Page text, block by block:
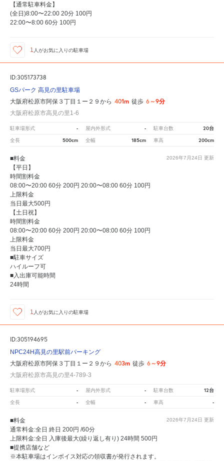
【通常駐車料金】
(全日)8:00〜22:00 20分 100円
22:00〜8:00 60分 100円
1 人がお気に入りの駐車場
ID:305173738
GSパーク 高見の里駐車場
大阪府松原市阿保３丁目１ー２９から 401m 徒歩 6～9分
大阪府松原市高見の里1-6
駐車場形式 - 屋内外形式 - 駐車台数 20台
全長 500cm 全幅 185cm 車高 200cm
2026年7月24日 更新
■料金
【平日】
時間割料金
08:00〜20:00 60分 200円 20:00〜08:00 60分 100円
上限料金
当日最大500円
【土日祝】
時間割料金
08:00〜20:00 60分 200円 20:00〜08:00 60分 100円
上限料金
当日最大700円
■駐車サイズ
ハイルーフ可
■入出庫可能時間
24時間
1 人がお気に入りの駐車場
ID:305194695
NPC24H高見の里駅前パーキング
大阪府松原市阿保３丁目１ー２９から 403m 徒歩 6～9分
大阪府松原市高見の里4-789-3
駐車場形式 - 屋内外形式 - 駐車台数 12台
全長 - 全幅 - 車高 -
2026年7月24日 更新
■料金
通常料金:全日 終日 200円 /60分
上限料金:全日 入庫後最大(繰り返し有り) 24時間 500円
■提携店舗など
※本駐車場はインボイス対応の領収書が発行されます。